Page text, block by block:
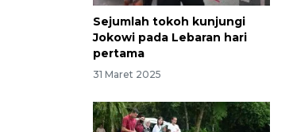
Sejumlah tokoh kunjungi
Jokowi pada Lebaran hari
pertama
31 Maret 2025